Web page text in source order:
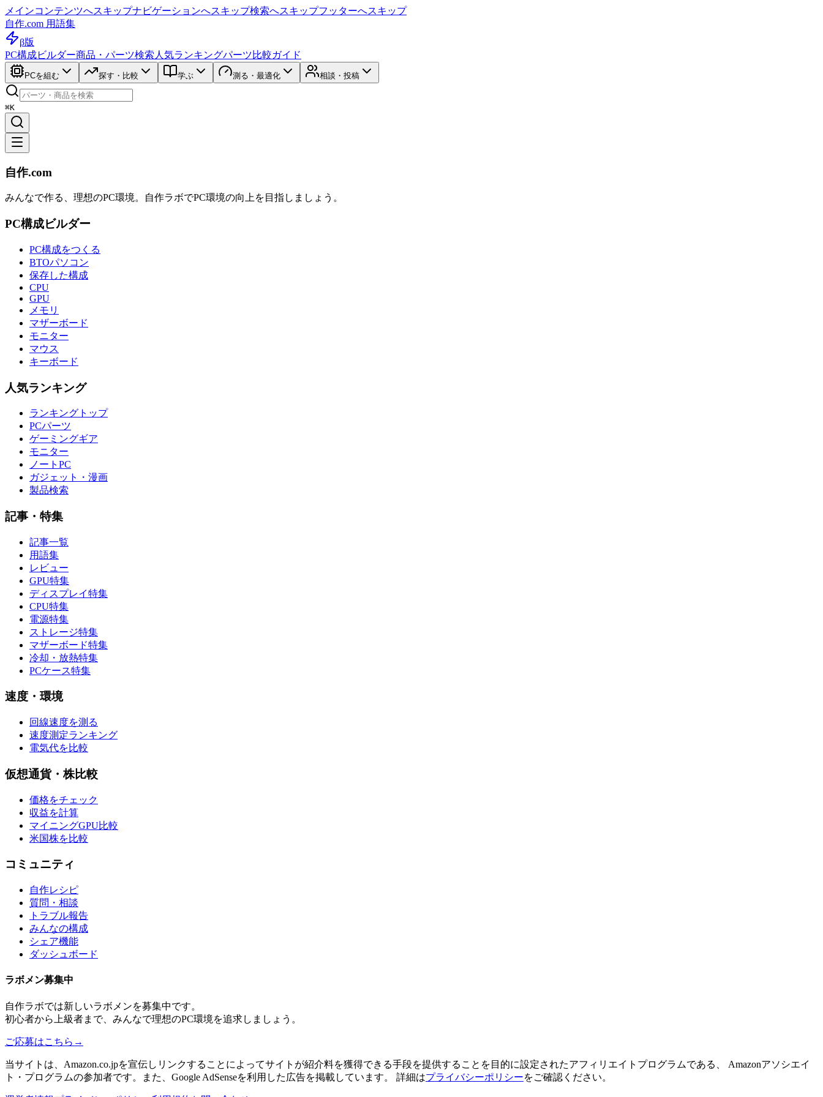
メインコンテンツへスキップナビゲーションへスキップ検索へスキップフッターへスキップ
自作.com 用語集
β版
PC構成ビルダー商品・パーツ検索 人気ランキングパーツ比較ガイド
PCを組む 探す・比較 学ぶ 測る・最適化 相談・投稿
⌘K
自作.com
みんなで作る、理想のPC環境。 自作ラボでPC環境の向上を目指しましょう。
PC構成ビルダー
PC構成をつくる
BTOパソコン
保存した構成
CPU
GPU
メモリ
マザーボード
モニター
マウス
キーボード
人気ランキング
ランキングトップ
PCパーツ
ゲーミングギア
モニター
ノートPC
ガジェット・漫画
製品検索
記事・特集
記事一覧
用語集
レビュー
GPU特集
ディスプレイ特集
CPU特集
電源特集
ストレージ特集
マザーボード特集
冷却・放熱特集
PCケース特集
速度・環境
回線速度を測る
速度測定ランキング
電気代を比較
仮想通貨・株比較
価格をチェック
収益を計算
マイニングGPU比較
米国株を比較
コミュニティ
自作レシピ
質問・相談
トラブル報告
みんなの構成
シェア機能
ダッシュボード
ラボメン募集中
自作ラボでは新しいラボメンを募集中です。
初心者から上級者まで、みんなで理想のPC環境を追求しましょう。
ご応募はこちら →
当サイトは、Amazon.co.jpを宣伝しリンクすることによってサイトが紹介料を獲得できる手段を提供することを目的に設定されたアフィリエイトプログラムである、 Amazonアソシエイ
ト・プログラムの参加者です。また、Google AdSenseを利用した広告を掲載しています。 詳細はプライバシーポリシーをご確認ください。